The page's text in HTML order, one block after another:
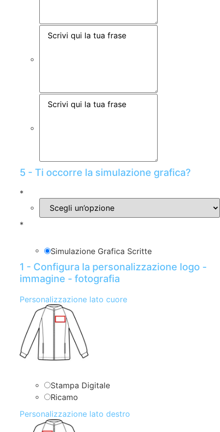
5 - Ti occorre la simulazione grafica?
*
*
Simulazione Grafica Scritte
1 - Configura la personalizzazione logo -
immagine - fotografia
Personalizzazione lato cuore
Stampa Digitale
Ricamo
Personalizzazione lato destro